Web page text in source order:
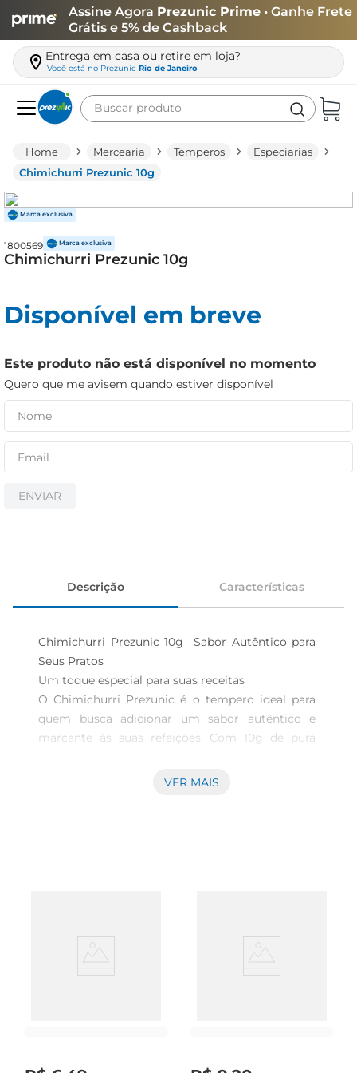
Assine Agora Prezunic Prime • Ganhe Frete
Grátis e 5% de Cashback
Entrega em casa ou retire em loja?
Você está no Prezunic Rio de Janeiro
Buscar produto
Mercearia Temperos
Especiarias
Chimichurri Prezunic 10g
1800569
Chimichurri Prezunic 10g
Disponível em breve
Este produto não está disponível no momento
Quero que me avisem quando estiver disponível
ENVIAR
Descrição Características
Chimichurri Prezunic 10g  Sabor Autêntico para
Seus Pratos
Um toque especial para suas receitas
O Chimichurri Prezunic é o tempero ideal para
quem busca adicionar um sabor autêntico e
marcante às suas refeições. Com 10g de pura
gosto de carnes, grelhados e até mesmo
equilíbrio perfeito entre frescor e intensidade.
VER MAIS
leite
café
queijo
biscoito
cerveja
iogurte
papel higiênico